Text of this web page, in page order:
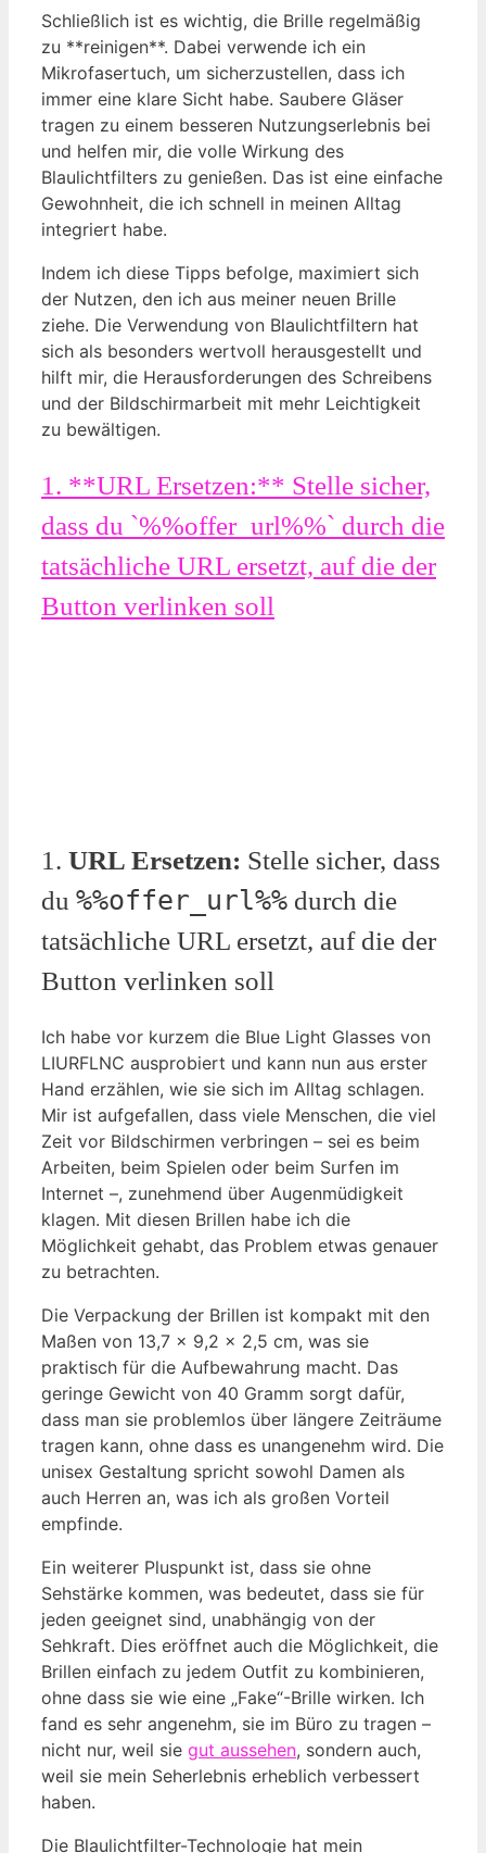
Schließlich ist es wichtig, die Brille regelmäßig
zu **reinigen**. Dabei verwende ich ein
Mikrofasertuch, um sicherzustellen, dass ich
immer eine klare Sicht habe. Saubere Gläser
tragen zu einem besseren Nutzungserlebnis bei
und helfen mir, die volle Wirkung des
Blaulichtfilters zu genießen. Das ist eine einfache
Gewohnheit, die ich schnell in meinen Alltag
integriert habe.
Indem ich diese Tipps befolge, maximiert sich
der Nutzen, den ich aus meiner neuen Brille
ziehe. Die Verwendung von Blaulichtfiltern hat
sich als besonders wertvoll herausgestellt und
hilft mir, die Herausforderungen des Schreibens
und der Bildschirmarbeit mit mehr Leichtigkeit
zu bewältigen.
1. **URL Ersetzen:** Stelle sicher,
dass du `%%offer_url%%` durch die
tatsächliche URL ersetzt, auf die der
Button verlinken soll
1. URL Ersetzen: Stelle sicher, dass
du %%offer_url%% durch die
tatsächliche URL ersetzt, auf die der
Button verlinken soll
Ich habe vor kurzem die Blue Light Glasses von
LIURFLNC ausprobiert und kann nun aus erster
Hand erzählen, wie sie sich im Alltag schlagen.
Mir ist aufgefallen, dass viele Menschen, die viel
Zeit vor Bildschirmen verbringen – sei es beim
Arbeiten, beim Spielen oder beim Surfen im
Internet –, zunehmend über Augenmüdigkeit
klagen. Mit diesen Brillen habe ich die
Möglichkeit gehabt, das Problem etwas genauer
zu betrachten.
Die Verpackung der Brillen ist kompakt mit den
Maßen von 13,7 x 9,2 x 2,5 cm, was sie
praktisch für die Aufbewahrung macht. Das
geringe Gewicht von 40 Gramm sorgt dafür,
dass man sie problemlos über längere Zeiträume
tragen kann, ohne dass es unangenehm wird. Die
unisex Gestaltung spricht sowohl Damen als
auch Herren an, was ich als großen Vorteil
empfinde.
Ein weiterer Pluspunkt ist, dass sie ohne
Sehstärke kommen, was bedeutet, dass sie für
jeden geeignet sind, unabhängig von der
Sehkraft. Dies eröffnet auch die Möglichkeit, die
Brillen einfach zu jedem Outfit zu kombinieren,
ohne dass sie wie eine „Fake“-Brille wirken. Ich
fand es sehr angenehm, sie im Büro zu tragen –
nicht nur, weil sie gut aussehen, sondern auch,
weil sie mein Seherlebnis erheblich verbessert
haben.
Die Blaulichtfilter-Technologie hat mein